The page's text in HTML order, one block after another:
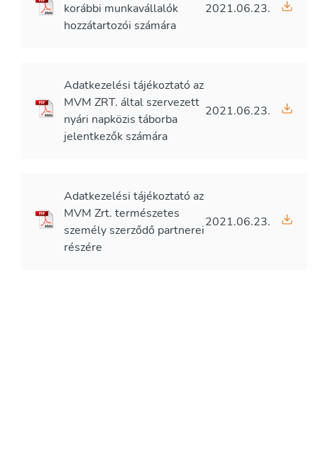
korábbi munkavállalók
hozzátartozói számára
2021.06.23.
Adatkezelési tájékoztató az
MVM ZRT. által szervezett
nyári napközis táborba
jelentkezők számára
2021.06.23.
Adatkezelési tájékoztató az
MVM Zrt. természetes
személy szerződő partnerei
részére
2021.06.23.